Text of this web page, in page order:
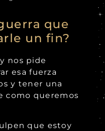
que
un fin?
nos pide
esa fuerza
y tener una
como queremos
que estoy